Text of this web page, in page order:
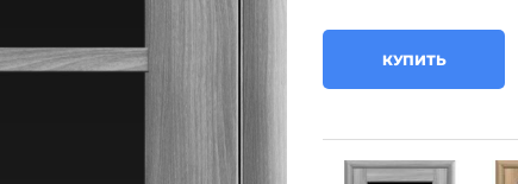
КУПИТЬ